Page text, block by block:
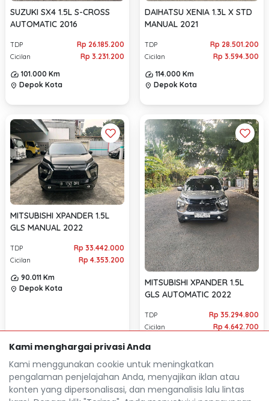
SUZUKI SX4 1.5L S-CROSS
AUTOMATIC 2016
TDP Rp 26.185.200
Cicilan
Rp 3.231.200
101.000 Km
location_on Depok Kota
DAIHATSU XENIA 1.3L X STD
MANUAL 2021
TDP Rp 28.501.200
Cicilan
Rp 3.594.300
114.000 Km
location_on Depok Kota
MITSUBISHI XPANDER 1.5L
GLS MANUAL 2022
TDP Rp 33.442.000
Cicilan
Rp 4.353.200
90.011 Km
location_on Depok Kota
MITSUBISHI XPANDER 1.5L
GLS AUTOMATIC 2022
TDP Rp 35.294.800
Cicilan
Rp 4.642.700
Kami menghargai privasi Anda
Kami menggunakan cookie untuk meningkatkan
pengalaman penjelajahan Anda, menyajikan iklan atau
konten yang dipersonalisasi, dan menganalisis lalu lintas